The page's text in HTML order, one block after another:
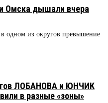
Омска дышали вчера
одном из округов превышение
ЛОБАНОВА и ЮНЧИК
в разные «зоны»